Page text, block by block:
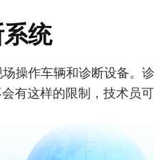
统
操作车辆和诊断设备。
有这样的限制，技术员